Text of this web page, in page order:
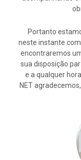
Portanto
neste instante
encontraremos
sua disposição
e a qualquer
NET